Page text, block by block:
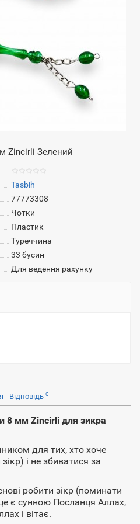
Zincirli Зелений
Tasbih
77773308
Чотки
Пластик
Туреччина
33 бусин
Для ведення рахунку
- Відповідь 0
8 мм Zincirli для зикра
для тих, хто хоче
і не збиватися за
робити зікр (поминати
є сунною Посланця Аллах,
і вітає.